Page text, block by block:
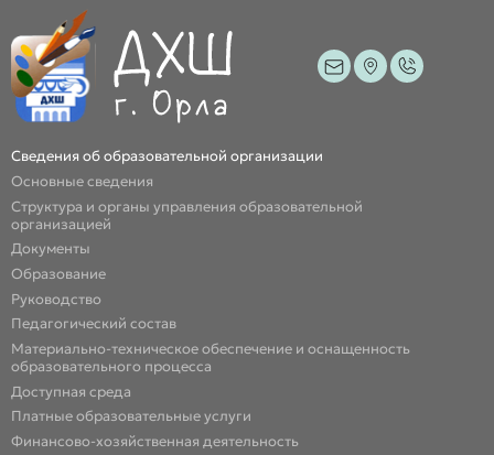
Сведения об образовательной организации
Основные сведения
Структура и органы управления образовательной
организацией
Документы
Образование
Руководство
Педагогический состав
Материально-техническое обеспечение и оснащенность
образовательного процесса
Доступная среда
Платные образовательные услуги
Финансово-хозяйственная деятельность